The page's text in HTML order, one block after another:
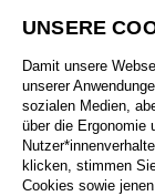
Alle Sparten
Alle
Alle
UNSERE
Damit unsere
unserer
sozialen Medien,
über die Ergonomie
klicken, stimmen
Cookies sowie